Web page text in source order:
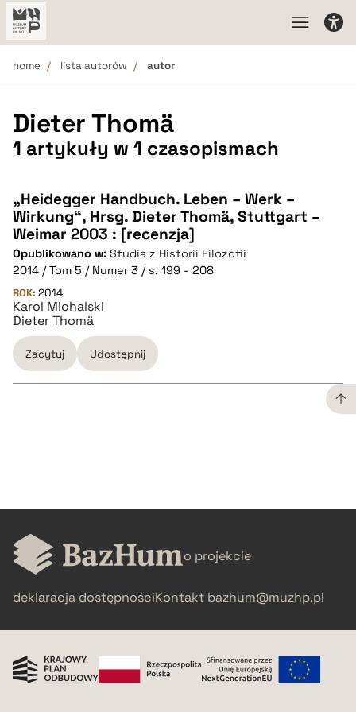
home lista autorów autor
Dieter Thomä
1 artykuły w 1 czasopismach
„Heidegger Handbuch. Leben – Werk –
Wirkung“, Hrsg. Dieter Thomä, Stuttgart –
Weimar 2003 : [recenzja]
Opublikowano w: Studia z Historii Filozofii
2014 / Tom 5 / Numer 3 / s. 199 - 208
ROK: 2014
Karol Michalski
Dieter Thomä
Zacytuj Udostępnij
pobierz cytat
o projekcie
deklaracja dostępnościKontakt bazhum@muzhp.pl